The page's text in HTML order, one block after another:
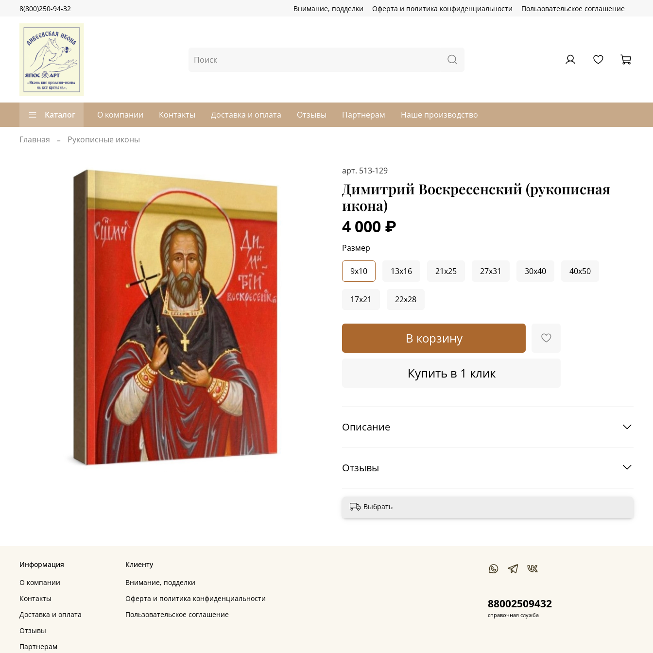
Внимание, подделки Оферта и политика конфиденциальности Пользовательское соглашение
8(800)250-94-32
Каталог О компании Контакты Доставка и оплата Отзывы Партнерам Наше производство
Главная Рукописные иконы
арт. 513-129
Димитрий Воскресенский (рукописная
икона)
4 000 ₽
В корзину
Купить в 1 клик
Размер
9x10 13x16 21x25 27x31 30x40 40x50
17x21 22x28
Описание
Отзывы
Выбрать
Информация
О компании
Контакты
Доставка и оплата
Отзывы
Партнерам
Клиенту
Внимание, подделки
Оферта и политика конфиденциальности
Пользовательское соглашение
88002509432
справочная служба